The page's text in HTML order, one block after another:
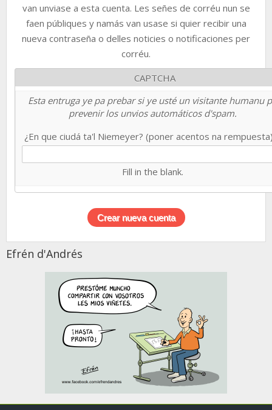
van unviase a esta cuenta. Les señes de corréu nun se
faen públiques y namás van usase si quier recibir una
nueva contraseña o delles noticies o notificaciones per
corréu.
CAPTCHA
Esta entruga ye pa prebar si ye usté un visitante humanu
prevenir los unvios automáticos d'spam.
¿En que ciudá ta'l Niemeyer? (poner acentos na
Fill in the blank.
Efrén d'Andrés